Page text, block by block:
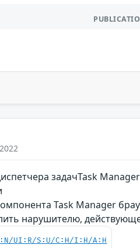
задачTask
Task Manager
нарушителю,
UI:R/S:U/C:H/I:H/A:H